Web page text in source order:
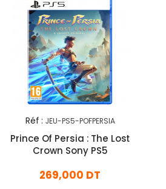
Réf : JEU-PS5-POFPERSIA
Prince Of Persia : The Lost
Crown Sony PS5
269,000 DT